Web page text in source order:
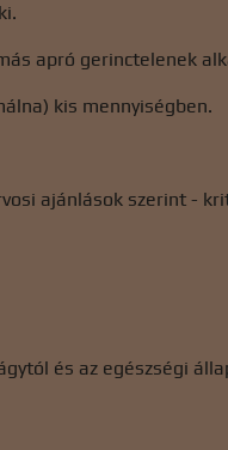
apró gerinctelenek
kis mennyiségben.
ajánlások szerint -
és az egészségi